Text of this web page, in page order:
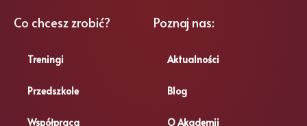
Co chcesz zrobić?
Treningi
Przedszkole
Współpraca
Poznaj nas:
Aktualności
Blog
O Akademii